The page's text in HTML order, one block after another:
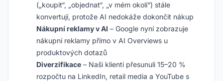
(„koupit“, „objednat“, „v mém okolí“) stále
konvertují, protože AI nedokáže dokončit nákup
Nákupní reklamy v AI – Google nyní zobrazuje
nákupní reklamy přímo v AI Overviews u
produktových dotazů
Diverzifikace – Naši klienti přesunuli 15–20 %
rozpočtu na LinkedIn, retail media a YouTube s